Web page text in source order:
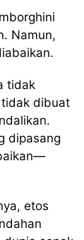
Namun,
tidak
tidak dibuat
dipasang
etos